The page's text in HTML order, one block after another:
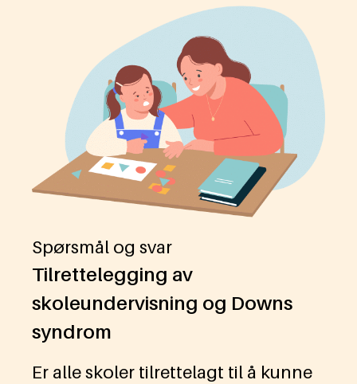
Spørsmål og svar
Tilrettelegging av
skoleundervisning og Downs
syndrom
Er alle skoler tilrettelagt til å kunne